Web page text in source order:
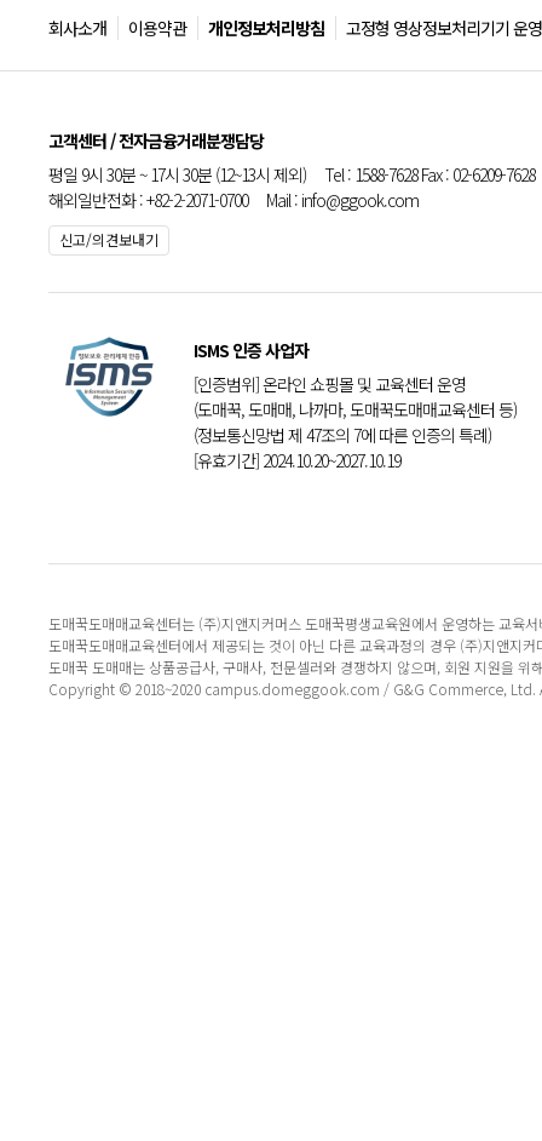
회사소개 이용약관 개인정보처리방침 고정형 영상정보처리기기 운
고객센터 / 전자금융거래분쟁담당
평일 9시 30분 ~ 17시 30분 (12~13시 제외) Tel : 1588-7628 Fax : 02-6209-7628
해외일반전화 : +82-2-2071-0700 Mail : info@ggook.com
신고/의견보내기
ISMS 인증 사업자
[인증범위] 온라인 쇼핑몰 및 교육센터 운영
(도매꾹, 도매매, 나까마, 도매꾹도매매교육센터 등)
(정보통신망법 제 47조의 7에 따른 인증의 특례)
[유효기간] 2024.10.20~2027.10.19
도매꾹도매매교육센터는 (주)지앤지커머스 도매꾹평생교육원에서 운영하는 교육
도매꾹도매매교육센터에서 제공되는 것이 아닌 다른 교육과정의 경우 (주)지앤지
도매꾹 도매매는 상품공급사, 구매사, 전문셀러와 경쟁하지 않으며, 회원 지원을 위
Copyright © 2018~2020 campus.domeggook.com / G&G Commerce, Ltd.